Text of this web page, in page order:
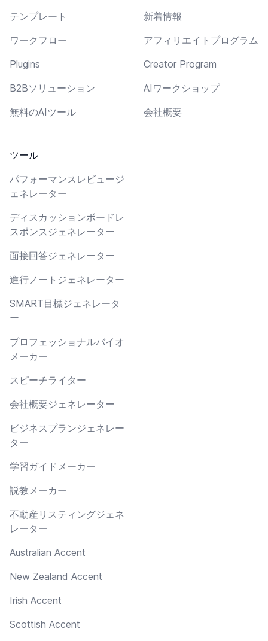
テンプレート
ワークフロー
Plugins
B2Bソリューション
無料のAIツール
ツール
パフォーマンスレビュージ
ェネレーター
ディスカッションボードレ
スポンスジェネレーター
面接回答ジェネレーター
進行ノートジェネレーター
SMART目標ジェネレータ
ー
プロフェッショナルバイオ
メーカー
スピーチライター
会社概要ジェネレーター
ビジネスプランジェネレー
ター
学習ガイドメーカー
説教メーカー
不動産リスティングジェネ
レーター
Australian Accent
New Zealand Accent
Irish Accent
Scottish Accent
新着情報
アフィリエイトプログラム
Creator Program
AIワークショップ
会社概要